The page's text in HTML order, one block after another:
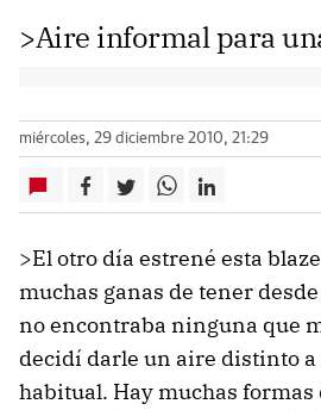
>Aire informal para
miércoles, 29 diciembre 2010, 21:29
>El otro día estrené esta
muchas ganas de tener
no encontraba ninguna que
decidí darle un aire distinto a
habitual. Hay muchas formas